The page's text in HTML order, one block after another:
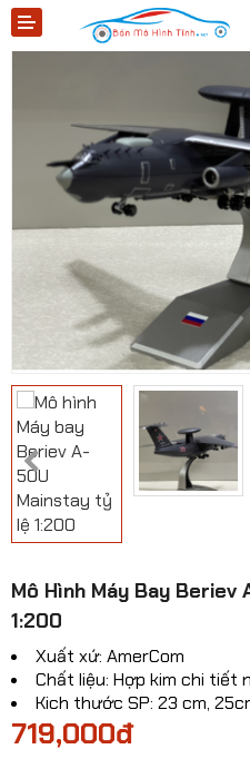
Shopee
Sản phẩm
Tin tức
Liên hệ
Mô hinh xe Ô TÔ
Mô hình Xe cổ
Tỷ lệ mô hình
Mô hình lắp ráp
Máy bay dân sự
​Mô Hình Máy Bay
1:200
Xuất xứ: AmerCom
Chất liệu: Hợp kim chi tiết
Kich thước SP: 23 cm,
719,000đ